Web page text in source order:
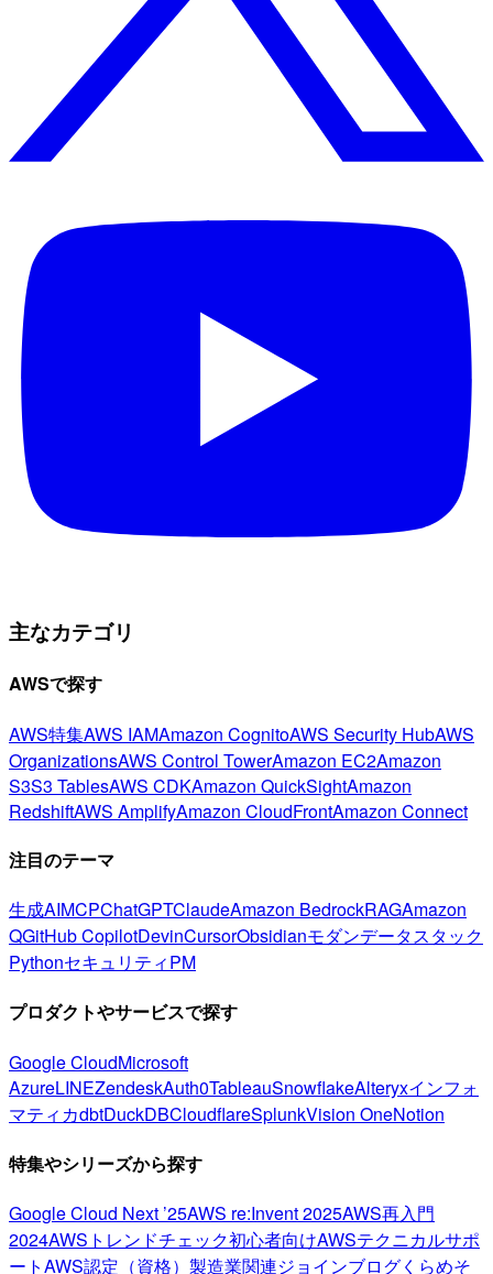
主なカテゴリ
AWSで探す
AWS特集AWS IAMAmazon CognitoAWS Security HubAWS
OrganizationsAWS Control TowerAmazon EC2Amazon
S3S3 TablesAWS CDKAmazon QuickSightAmazon
RedshiftAWS AmplifyAmazon CloudFrontAmazon Connect
注目のテーマ
生成AIMCPChatGPTClaudeAmazon BedrockRAGAmazon
QGitHub CopilotDevinCursorObsidianモダンデータスタック
PythonセキュリティPM
プロダクトやサービスで探す
Google CloudMicrosoft
AzureLINEZendeskAuth0TableauSnowflakeAlteryxインフォ
マティカdbtDuckDBCloudflareSplunkVision OneNotion
特集やシリーズから探す
Google Cloud Next ’25AWS re:Invent 2025AWS再入門
2024AWSトレンドチェック初心者向けAWSテクニカルサポ
ートAWS認定（資格） 製造業関連ジョインブログくらめそ